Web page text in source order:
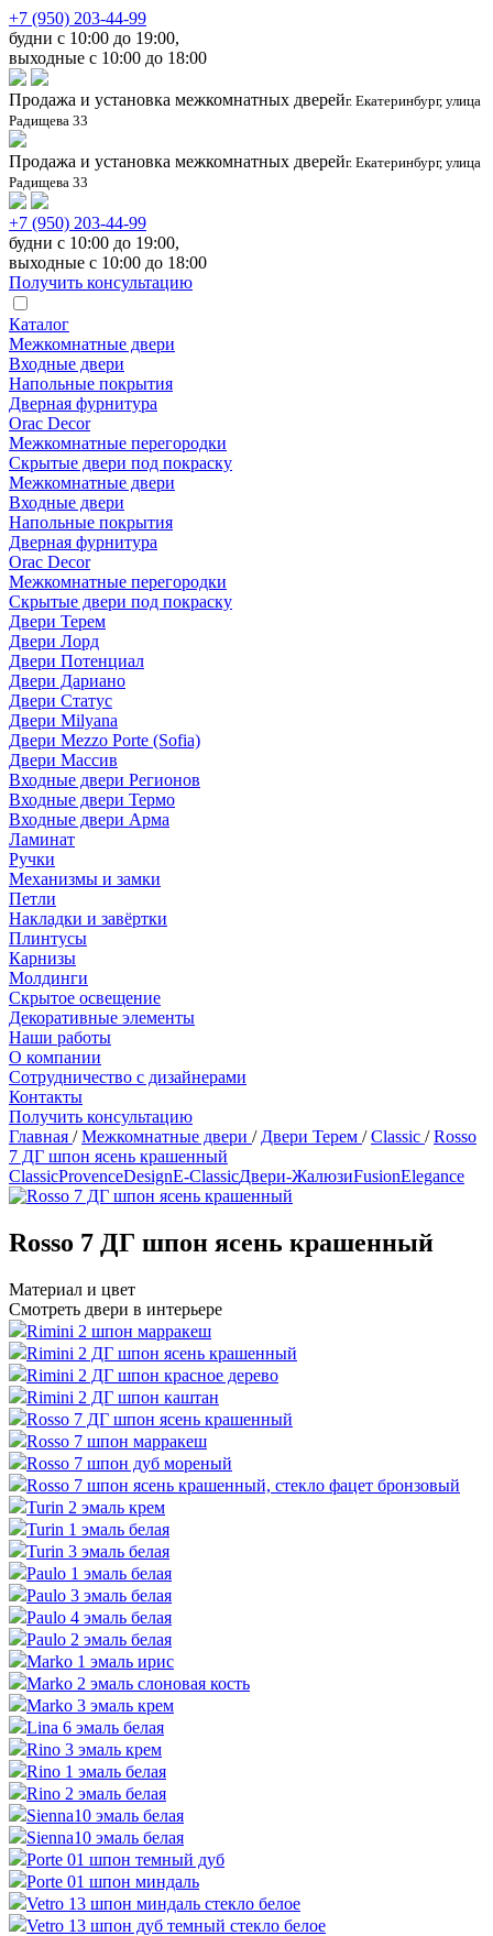
+7 (950) 203-44-99
будни с 10:00 до 19:00,
выходные с 10:00 до 18:00
Продажа и установка межкомнатных дверейг. Екатеринбург, улица
Радищева 33
Продажа и установка межкомнатных дверейг. Екатеринбург, улица
Радищева 33
+7 (950) 203-44-99
будни с 10:00 до 19:00,
выходные с 10:00 до 18:00
Получить консультацию
Каталог
Межкомнатные двери
Входные двери
Напольные покрытия
Дверная фурнитура
Orac Decor
Межкомнатные перегородки
Скрытые двери под покраскy
Межкомнатные двери
Входные двери
Напольные покрытия
Дверная фурнитура
Orac Decor
Межкомнатные перегородки
Скрытые двери под покраскy
Двери Терем
Двери Лорд
Двери Потенциал
Двери Дариано
Двери Статус
Двери Milyana
Двери Mezzo Porte (Sofia)
Двери Массив
Входные двери Регионов
Входные двери Термо
Входные двери Арма
Ламинат
Ручки
Механизмы и замки
Петли
Накладки и завёртки
Плинтусы
Карнизы
Молдинги
Скрытое освещение
Декоративные элементы
Наши работы
О компании
Сотрудничество с дизайнерами
Контакты
Получить консультацию
Главная /Межкомнатные двери / Двери Терем /Classic /Rosso
7 ДГ шпон ясень крашенный
ClassicProvenceDesignЕ-ClassicДвери-ЖалюзиFusionElegance
Rosso 7 ДГ шпон ясень крашенный
Материал и цвет
Смотреть двери в интерьере
Rimini 2 шпон марракеш
Rimini 2 ДГ шпон ясень крашенный
Rimini 2 ДГ шпон красное дерево
Rimini 2 ДГ шпон каштан
Rosso 7 ДГ шпон ясень крашенный
Rosso 7 шпон марракеш
Rosso 7 шпон дуб мореный
Rosso 7 шпон ясень крашенный, стекло фацет бронзовый
Turin 2 эмаль крем
Turin 1 эмаль белая
Turin 3 эмаль белая
Paulo 1 эмаль белая
Paulo 3 эмаль белая
Paulo 4 эмаль белая
Paulo 2 эмаль белая
Marko 1 эмаль ирис
Marko 2 эмаль слоновая кость
Marko 3 эмаль крем
Lina 6 эмаль белая
Rino 3 эмаль крем
Rino 1 эмаль белая
Rino 2 эмаль белая
Sienna10 эмаль белая
Sienna10 эмаль белая
Porte 01 шпон темный дуб
Porte 01 шпон миндаль
Vetro 13 шпон миндаль стекло белое
Vetro 13 шпон дуб темный стекло белое